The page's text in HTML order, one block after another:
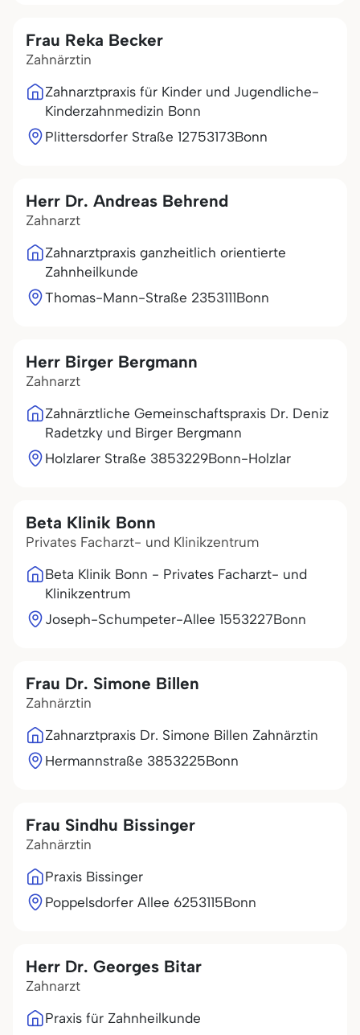
Frau Reka Becker
Zahnärztin
Zahnarztpraxis für Kinder und Jugendliche-
Kinderzahnmedizin Bonn
Plittersdorfer Straße 12753173Bonn
Herr Dr. Andreas Behrend
Zahnarzt
Zahnarztpraxis ganzheitlich orientierte
Zahnheilkunde
Thomas-Mann-Straße 2353111Bonn
Herr Birger Bergmann
Zahnarzt
Zahnärztliche Gemeinschaftspraxis Dr. Deniz
Radetzky und Birger Bergmann
Holzlarer Straße 3853229Bonn-Holzlar
Beta Klinik Bonn
Privates Facharzt- und Klinikzentrum
Beta Klinik Bonn - Privates Facharzt- und
Klinikzentrum
Joseph-Schumpeter-Allee 1553227Bonn
Frau Dr. Simone Billen
Zahnärztin
Zahnarztpraxis Dr. Simone Billen Zahnärztin
Hermannstraße 3853225Bonn
Frau Sindhu Bissinger
Zahnärztin
Praxis Bissinger
Poppelsdorfer Allee 6253115Bonn
Herr Dr. Georges Bitar
Zahnarzt
Praxis für Zahnheilkunde